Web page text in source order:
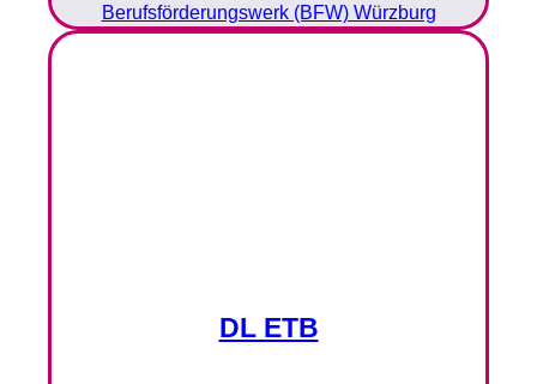
Berufsförderungswerk (BFW) Würzburg
DL ETB